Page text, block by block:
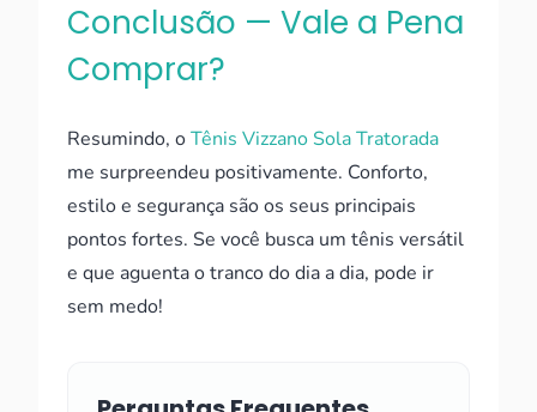
Conclusão — Vale a Pena
Comprar?
Resumindo, oTênis Vizzano Sola Tratorada
me surpreendeu positivamente. Conforto,
estilo e segurança são os seus principais
pontos fortes. Se você busca um tênis versátil
e que aguenta o tranco do dia a dia, pode ir
sem medo!